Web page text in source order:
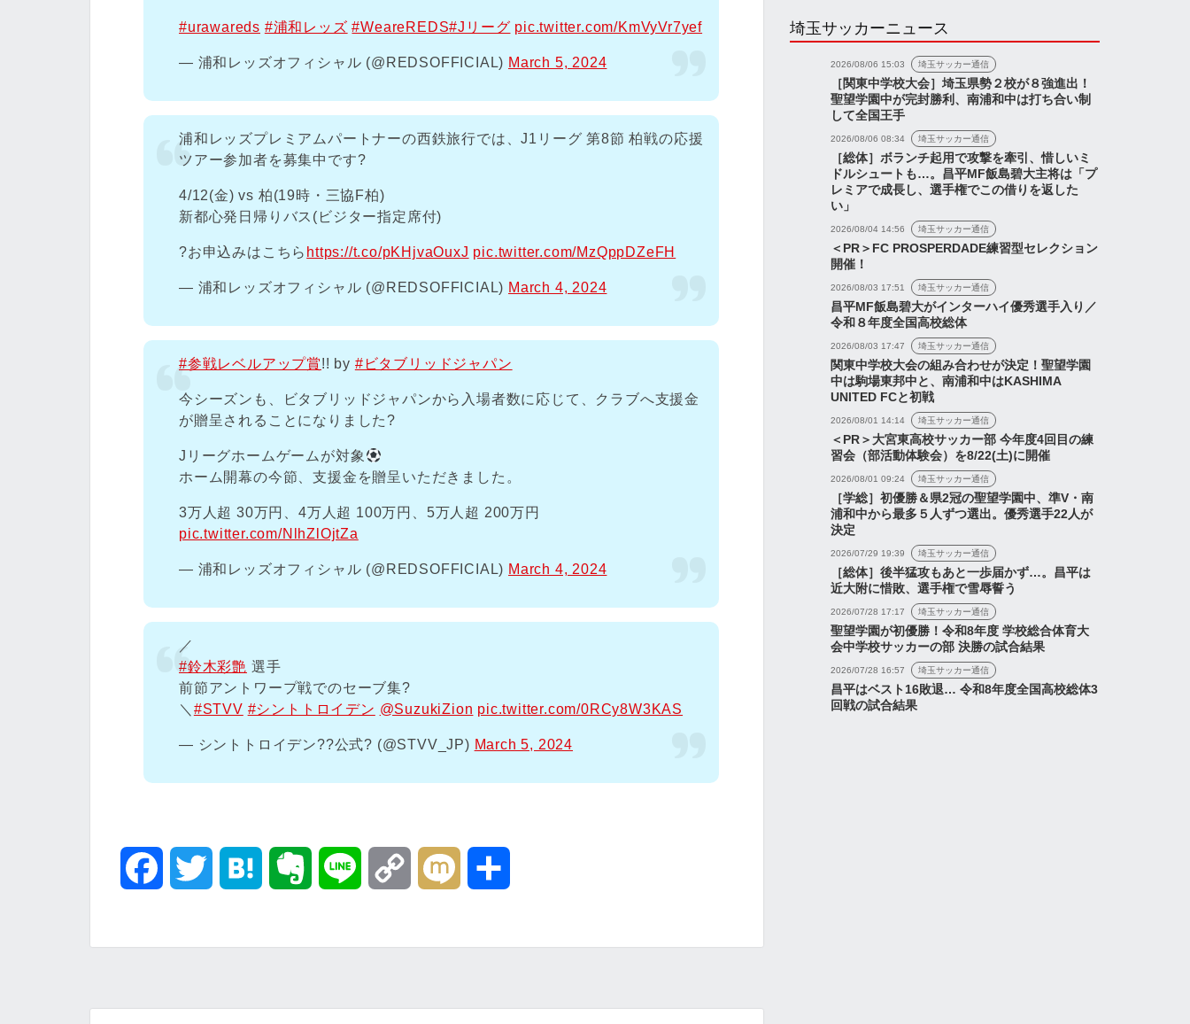
#urawareds #浦和レッズ #WeareREDS#Jリーグ pic.twitter.com/KmVyVr7yef
— 浦和レッズオフィシャル (@REDSOFFICIAL) March 5, 2024
浦和レッズプレミアムパートナーの西鉄旅行では、J1リーグ 第8節 柏戦の応援
ツアー参加者を募集中です?
4/12(金) vs 柏(19時・三協F柏)
新都心発日帰りバス(ビジター指定席付)
?お申込みはこちら https://t.co/pKHjvaOuxJ pic.twitter.com/MzQppDZeFH
— 浦和レッズオフィシャル (@REDSOFFICIAL) March 4, 2024
#参戦レベルアップ賞!! by #ビタブリッドジャパン
今シーズンも、ビタブリッドジャパンから入場者数に応じて、クラブへ支援金
が贈呈されることになりました?
Jリーグホームゲームが対象
ホーム開幕の今節、支援金を贈呈いただきました。
3万人超 30万円、4万人超 100万円、5万人超 200万円
pic.twitter.com/NlhZlOjtZa
— 浦和レッズオフィシャル (@REDSOFFICIAL) March 4, 2024
／
#鈴木彩艶 選手
前節アントワープ戦でのセーブ集?
＼ #STVV #シントトロイデン @SuzukiZion pic.twitter.com/0RCy8W3KAS
— シントトロイデン??公式? (@STVV_JP) March 5, 2024
埼玉サッカーニュース
2026/08/06 15:03 埼玉サッカー通信
［関東中学校大会］埼玉県勢２校が８強進出！
聖望学園中が完封勝利、南浦和中は打ち合い制
して全国王手
2026/08/06 08:34 埼玉サッカー通信
［総体］ボランチ起用で攻撃を牽引、惜しいミ
ドルシュートも…。昌平MF飯島碧大主将は「プ
レミアで成長し、選手権でこの借りを返した
い」
2026/08/04 14:56 埼玉サッカー通信
＜PR＞FC PROSPERDADE練習型セレクション
開催！
2026/08/03 17:51 埼玉サッカー通信
昌平MF飯島碧大がインターハイ優秀選手入り／
令和８年度全国高校総体
2026/08/03 17:47 埼玉サッカー通信
関東中学校大会の組み合わせが決定！聖望学園
中は駒場東邦中と、南浦和中はKASHIMA
UNITED FCと初戦
2026/08/01 14:14 埼玉サッカー通信
＜PR＞大宮東高校サッカー部 今年度4回目の練
習会（部活動体験会）を8/22(土)に開催
2026/08/01 09:24 埼玉サッカー通信
［学総］初優勝＆県2冠の聖望学園中、準V・南
浦和中から最多５人ずつ選出。優秀選手22人が
決定
2026/07/29 19:39 埼玉サッカー通信
［総体］後半猛攻もあと一歩届かず…。昌平は
近大附に惜敗、選手権で雪辱誓う
2026/07/28 17:17 埼玉サッカー通信
聖望学園が初優勝！令和8年度 学校総合体育大
会中学校サッカーの部 決勝の試合結果
2026/07/28 16:57 埼玉サッカー通信
昌平はベスト16敗退… 令和8年度全国高校総体3
回戦の試合結果